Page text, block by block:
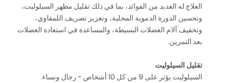
العلاج له العديد من الفوائد، بما في ذلك تقليل مظهر السيلوليت،
وتحسين الدورة الدموية المحلية، وتعزيز تصريف اللمفاوي،
وتخفيف آلام العضلات البسيطة، والمساعدة في استعادة العضلات
بعد التمرين.
تقليل السيلوليت
السيلوليت يؤثر على 9 من كل 10 أشخاص - رجال ونساء.